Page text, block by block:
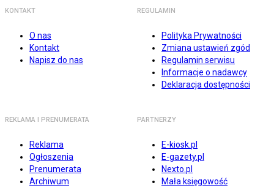
KONTAKT
O nas
Kontakt
Napisz do nas
REGULAMIN
Polityka Prywatności
Zmiana ustawień zgód
Regulamin serwisu
Informacje o nadawcy
Deklaracja dostępności
REKLAMA I PRENUMERATA
Reklama
Ogłoszenia
Prenumerata
Archiwum
PARTNERZY
E-kiosk.pl
E-gazety.pl
Nexto.pl
Mała księgowość